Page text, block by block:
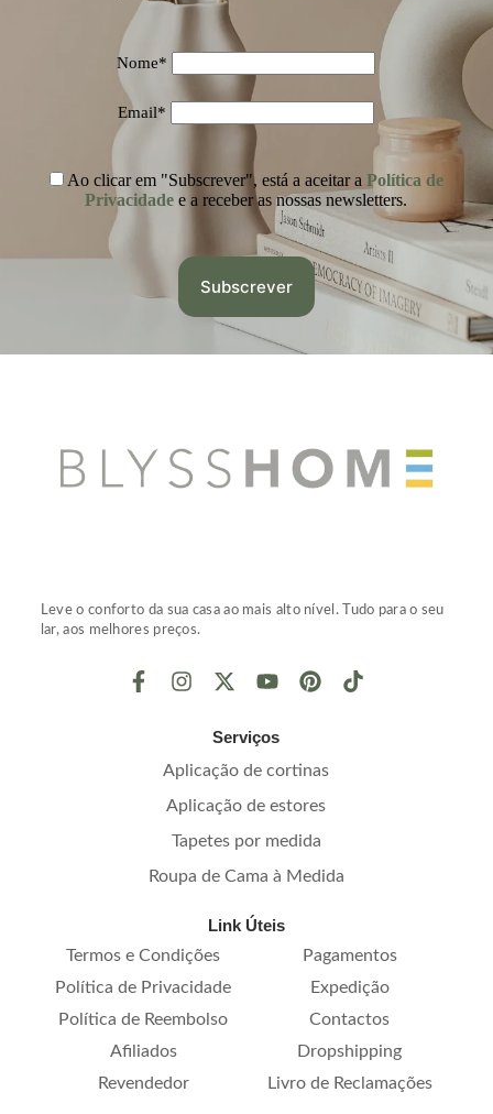
Nome*
Email*
Ao clicar em "Subscrever", está a aceitar a Política de
Privacidade e a receber as nossas newsletters.
Leve o conforto da sua casa ao mais alto nível. Tudo para o seu
lar, aos melhores preços.
Serviços
Aplicação de cortinas
Aplicação de estores
Tapetes por medida
Roupa de Cama à Medida
Link Úteis
Termos e Condições
Pagamentos
Política de Privacidade
Expedição
Política de Reembolso
Contactos
Afiliados
Dropshipping
Revendedor
Livro de Reclamações